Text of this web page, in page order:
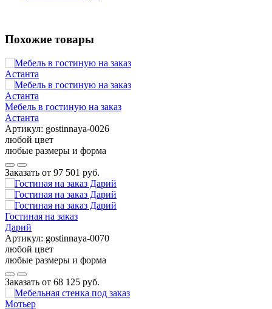
Похожие товары
Мебель в гостиную на заказ
Астанта
Артикул: gostinnaya-0026
любой цвет
любые размеры и форма
Заказать от 97 501 руб.
Гостиная на заказ
Дарий
Артикул: gostinnaya-0070
любой цвет
любые размеры и форма
Заказать от 68 125 руб.